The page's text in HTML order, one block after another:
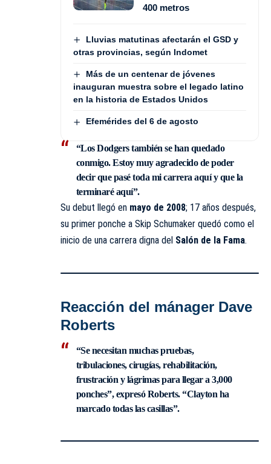
400 metros
Lluvias matutinas afectarán el GSD y
otras provincias, según Indomet
Más de un centenar de jóvenes
inauguran muestra sobre el legado latino
en la historia de Estados Unidos
Efemérides del 6 de agosto
“Los Dodgers también se han quedado
conmigo. Estoy muy agradecido de poder
decir que pasé toda mi carrera aquí y que la
terminaré aquí”.
Su debut llegó en mayo de 2008; 17 años después,
su primer ponche a Skip Schumaker quedó como el
inicio de una carrera digna del Salón de la Fama.
Reacción del mánager Dave
Roberts
“Se necesitan muchas pruebas,
tribulaciones, cirugías, rehabilitación,
frustración y lágrimas para llegar a 3,000
ponches”, expresó Roberts. “Clayton ha
marcado todas las casillas”.